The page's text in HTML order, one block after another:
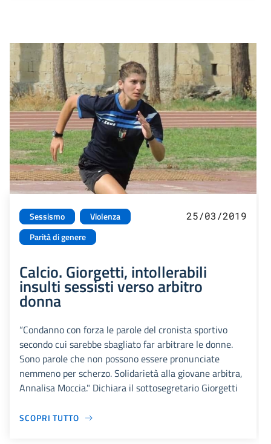
Sessismo
Violenza
Parità di genere
25/03/2019
Calcio. Giorgetti, intollerabili
insulti sessisti verso arbitro
donna
“Condanno con forza le parole del cronista sportivo
secondo cui sarebbe sbagliato far arbitrare le donne.
Sono parole che non possono essere pronunciate
nemmeno per scherzo. Solidarietà alla giovane arbitra,
Annalisa Moccia." Dichiara il sottosegretario Giorgetti
SCOPRI TUTTO